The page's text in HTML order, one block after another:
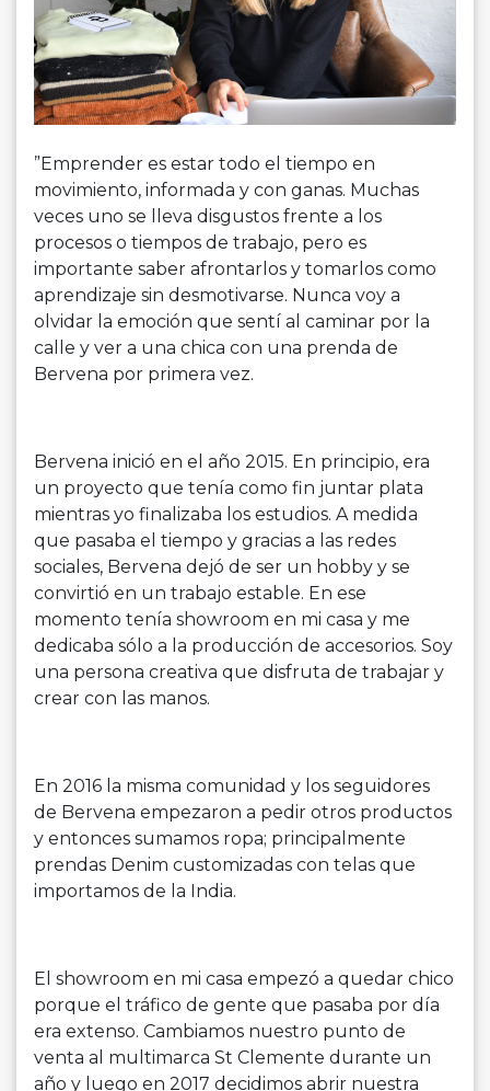
”Emprender es estar todo el tiempo en
movimiento, informada y con ganas. Muchas
veces uno se lleva disgustos frente a los
procesos o tiempos de trabajo, pero es
importante saber afrontarlos y tomarlos como
aprendizaje sin desmotivarse. Nunca voy a
olvidar la emoción que sentí al caminar por la
calle y ver a una chica con una prenda de
Bervena por primera vez.
Bervena inició en el año 2015. En principio, era
un proyecto que tenía como fin juntar plata
mientras yo finalizaba los estudios. A medida
que pasaba el tiempo y gracias a las redes
sociales, Bervena dejó de ser un hobby y se
convirtió en un trabajo estable. En ese
momento tenía showroom en mi casa y me
dedicaba sólo a la producción de accesorios. Soy
una persona creativa que disfruta de trabajar y
crear con las manos.
En 2016 la misma comunidad y los seguidores
de Bervena empezaron a pedir otros productos
y entonces sumamos ropa; principalmente
prendas Denim customizadas con telas que
importamos de la India.
El showroom en mi casa empezó a quedar chico
porque el tráfico de gente que pasaba por día
era extenso. Cambiamos nuestro punto de
venta al multimarca St Clemente durante un
año y luego en 2017 decidimos abrir nuestra